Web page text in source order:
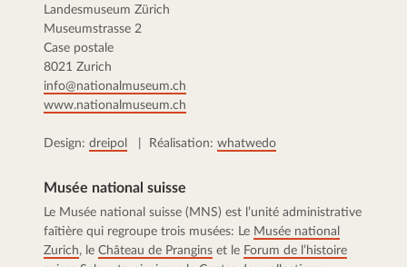
Landesmuseum Zürich
Museumstrasse 2
Case postale
8021 Zurich
info@nationalmuseum.ch
www.nationalmuseum.ch
Design: dreipol | Réalisation: whatwedo
Musée national suisse
Le Musée national suisse (MNS) est l’unité administrative
faîtière qui regroupe trois musées: Le Musée national
Zurich, le Château de Prangins et le Forum de l’histoire